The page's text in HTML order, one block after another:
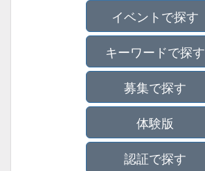
イベントで探す
キーワードで探す
募集で探す
体験版
認証で探す